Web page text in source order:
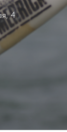
4